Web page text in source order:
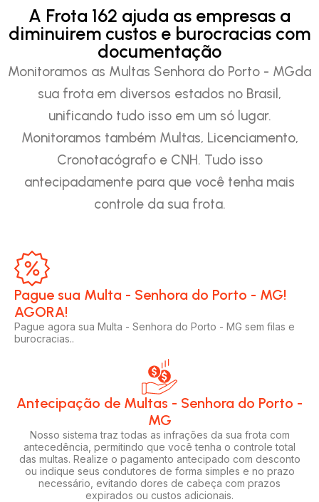
A Frota 162 ajuda as empresas a
diminuirem custos e burocracias com
documentação
Monitoramos as Multas Senhora do Porto - MGda
sua frota em diversos estados no Brasil,
unificando tudo isso em um só lugar.
Monitoramos também Multas, Licenciamento,
Cronotacógrafo e CNH. Tudo isso
antecipadamente para que você tenha mais
controle da sua frota.
Pague sua Multa - Senhora do Porto - MG!
AGORA!​
Pague agora sua Multa - Senhora do Porto - MG sem filas e
burocracias..
Antecipação de Multas - Senhora do Porto -
MG
Nosso sistema traz todas as infrações da sua frota com
antecedência, permitindo que você tenha o controle total
das multas. Realize o pagamento antecipado com desconto
ou indique seus condutores de forma simples e no prazo
necessário, evitando dores de cabeça com prazos
expirados ou custos adicionais.